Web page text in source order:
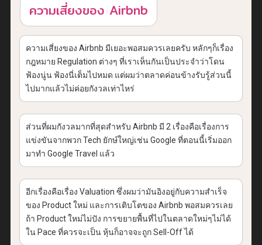
ความเสี่ยงของ Airbnb
ความเสี่ยงของ Airbnb มีเยอะพอสมควรเลยครับ หลักๆก็เรื่อง
กฎหมาย Regulation ต่างๆ ที่เราเห็นกันเป็นประจำว่าโดน
ฟ้องนู่น ฟ้องนี่เต็มไปหมด แต่ผมว่าตลาดค่อนข้างรับรู้ส่วนนี้
ไปมากแล้วไม่ค่อยกังวลเท่าไหร่
ส่วนที่ผมกังวลมากที่สุดสำหรับ Airbnb มี 2 เรื่องคือเรื่องการ
แข่งขันจากพวก Tech ยักษ์ใหญ่เช่น Google ที่ตอนนี้เริ่มออก
มาทำ Google Travel แล้ว
อีกเรื่องคือเรื่อง Valuation ซึ่งผมว่ามันอิงอยู่กับความสำเร็จ
ของ Product ใหม่ และการเติบโตของ Airbnb พอสมควรเลย
ถ้า Product ใหม่ไม่ปัง การขยายพื้นที่ไปในตลาดใหม่ๆไม่ได้
ใน Pace ที่ควรจะเป็น หุ้นก็อาจจะถูก Sell-Off ได้